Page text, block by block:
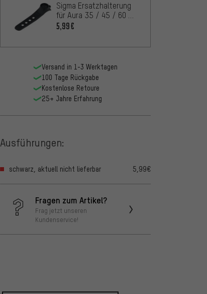
Sigma Ersatzhalterung
für Aura 35 / 45 / 60 /
80
5,99€
Versand in 1-3 Werktagen
100 Tage Rückgabe
Kostenlose Retoure
25+ Jahre Erfahrung
Ausführungen:
schwarz, aktuell nicht lieferbar 5,99€
Fragen zum Artikel?
Frag jetzt unseren
Kundenservice!